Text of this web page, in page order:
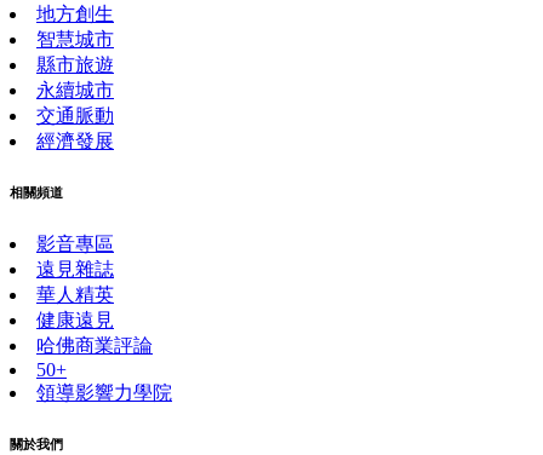
地方創生
智慧城市
縣市旅遊
永續城市
交通脈動
經濟發展
相關頻道
影音專區
遠見雜誌
華人精英
健康遠見
哈佛商業評論
50+
領導影響力學院
關於我們